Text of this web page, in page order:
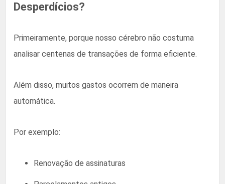
Desperdícios?
Primeiramente, porque nosso cérebro não costuma
analisar centenas de transações de forma eficiente.
Além disso, muitos gastos ocorrem de maneira
automática.
Por exemplo:
Renovação de assinaturas